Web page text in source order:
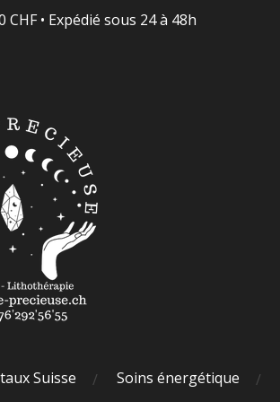
• Expédié sous 24 à 48h
Suisse Soins énergétique